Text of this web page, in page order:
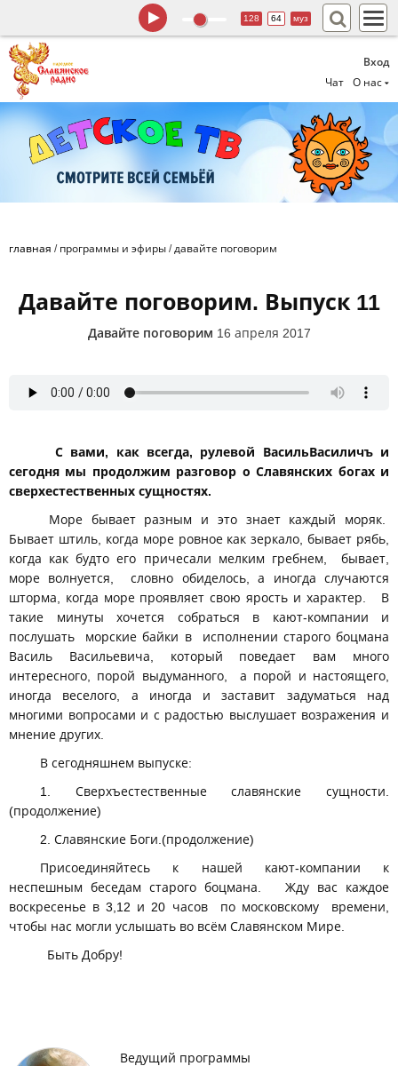
Вход
Чат
О нас
128 64 муз
главная / программы и эфиры / давайте поговорим
Давайте поговорим. Выпуск 11
Давайте поговорим 16 апреля 2017
С вами, как всегда, рулевой ВасильВасиличъ и
сегодня мы продолжим разговор о Славянских богах и
сверхестественных сущностях.
Море бывает разным и это знает каждый моряк.
Бывает штиль, когда море ровное как зеркало, бывает рябь,
когда как будто его причесали мелким гребнем, бывает,
море волнуется, словно обиделось, а иногда случаются
шторма, когда море проявляет свою ярость и характер. В
такие минуты хочется собраться в кают-компании и
послушать морские байки в исполнении старого боцмана
Василь Васильевича, который поведает вам много
интересного, порой выдуманного, а порой и настоящего,
иногда веселого, а иногда и заставит задуматься над
многими вопросами и с радостью выслушает возражения и
мнение других.
В сегодняшнем выпуске:
1. Сверхъестественные славянские сущности.
(продолжение)
2. Славянские Боги.(продолжение)
Присоединяйтесь к нашей кают-компании к
неспешным беседам старого боцмана. Жду вас каждое
воскресенье в 3,12 и 20 часов по московскому времени,
чтобы нас могли услышать во всём Славянском Мире.
Быть Добру!
Ведущий программы